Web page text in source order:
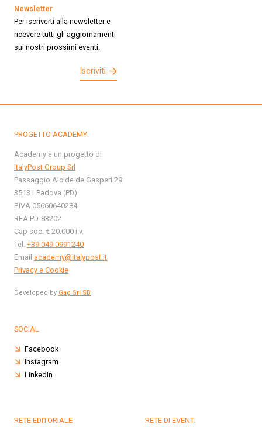
Newsletter
Per iscriverti alla newsletter e
ricevere tutti gli aggiornamenti
sui nostri prossimi eventi.
Iscriviti
PROGETTO ACADEMY
Academy è un progetto di
ItalyPost Group Srl
Passaggio Alcide de Gasperi 29
35131 Padova (PD)
P.IVA 05660640284
REA PD-83202
Cap soc. € 20.000 i.v.
Tel. +39 049 0991240
Email academy@italypost.it
Privacy e Cookie
Developed by Gag Srl SB
SOCIAL
Facebook
Instagram
LinkedIn
RETE EDITORIALE RETE DI EVENTI